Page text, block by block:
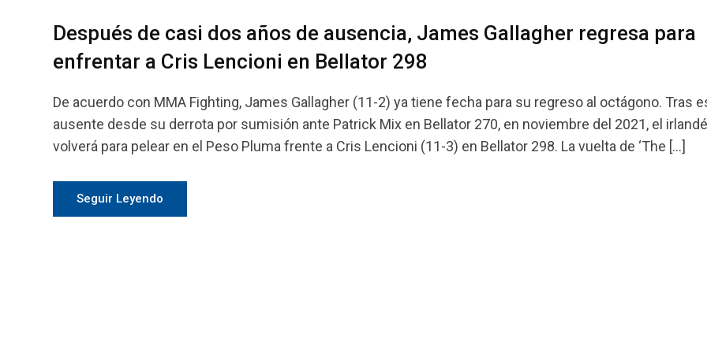
Después de casi dos años de ausencia, James Gallagher regresa para
enfrentar a Cris Lencioni en Bellator 298
De acuerdo con MMA Fighting, James Gallagher (11-2) ya tiene fecha para su regreso al octágono. Tras
ausente desde su derrota por sumisión ante Patrick Mix en Bellator 270, en noviembre del 2021, el
volverá para pelear en el Peso Pluma frente a Cris Lencioni (11-3) en Bellator 298. La vuelta de ‘The […]
Seguir Leyendo